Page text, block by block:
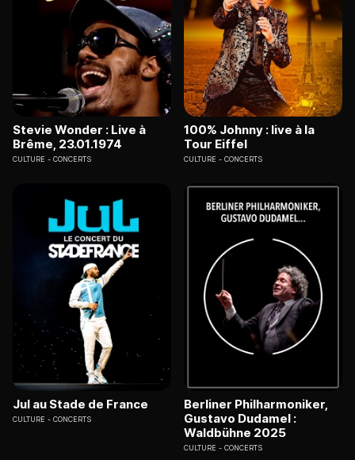
Stevie Wonder : Live à
Brême, 23.01.1974
CULTURE CONCERTS
100% Johnny : live à la
Tour Eiffel
CULTURE CONCERTS
Jul au Stade de France
CULTURE CONCERTS
Berliner Philharmoniker,
Gustavo Dudamel :
Waldbühne 2025
CULTURE CONCERTS